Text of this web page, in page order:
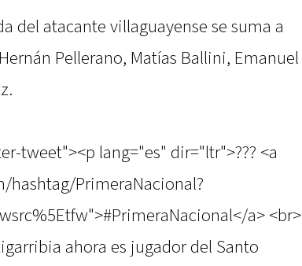
del atacante villaguayense se suma a
Pellerano, Matías Ballini, Emanuel
tweet"><p lang="es" dir="ltr">??? <a
PrimeraNacional?
a> <br>
ahora es jugador del Santo